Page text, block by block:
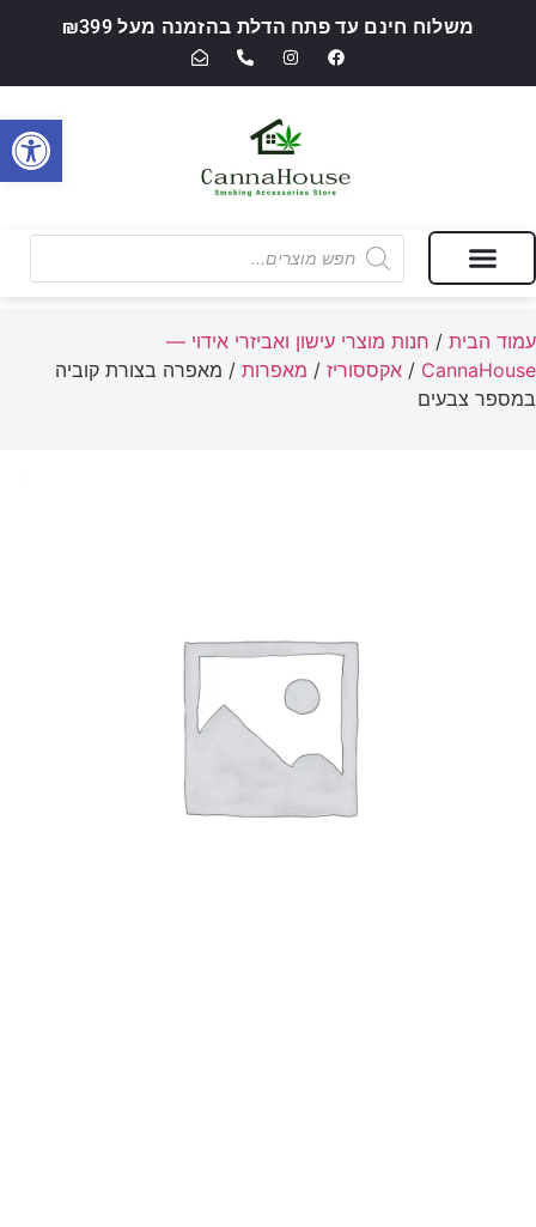
משלוח חינם עד פתח הדלת בהזמנה מעל ₪399
עמוד הבית / חנות מוצרי עישון ואביזרי אידוי —
CannaHouse
/ אקססוריז / מאפרות / מאפרה בצורת קוביה
במספר צבעים
פתח